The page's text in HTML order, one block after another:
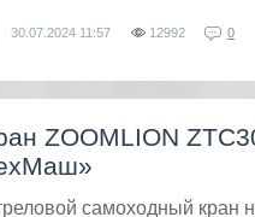
30.07.2024 11:57 12992 0
ZOOMLION
самоходный кран